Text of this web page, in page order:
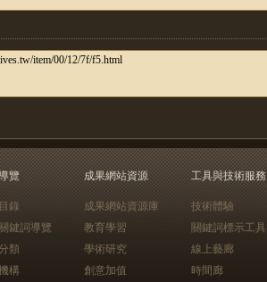
覽
錄
鍵詞導覽
類
構
成果網站資源
成果網站資源庫
教育學習
學術研究
創意加值
工具與技術服務
技術體驗
關鍵詞標示工具
線上藝廊
時間廊